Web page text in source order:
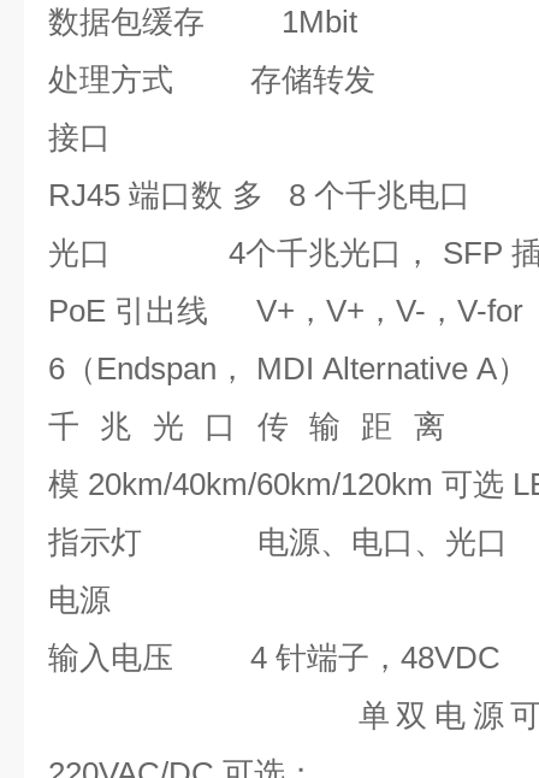
数据包缓存
1Mbit
处理方式
存储转发
接口
RJ45 端口数 多 8 个千兆电口
光口
4个千兆光口，
SFP
PoE 引出线
V+，V+，V-，V-
6（Endspan， MDI Alternative A）
千 兆光口传输距离
模 20km/40km/60km/120km 可选
指示灯
电源、电口、光口
电源
输入电压
4 针端子 ， 48VDC
单双电源